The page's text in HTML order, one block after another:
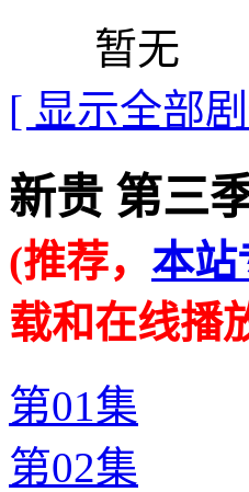
暂无
[ 显示全部
新贵 第三
(推荐， 本站
载和在线播
第01集
第02集